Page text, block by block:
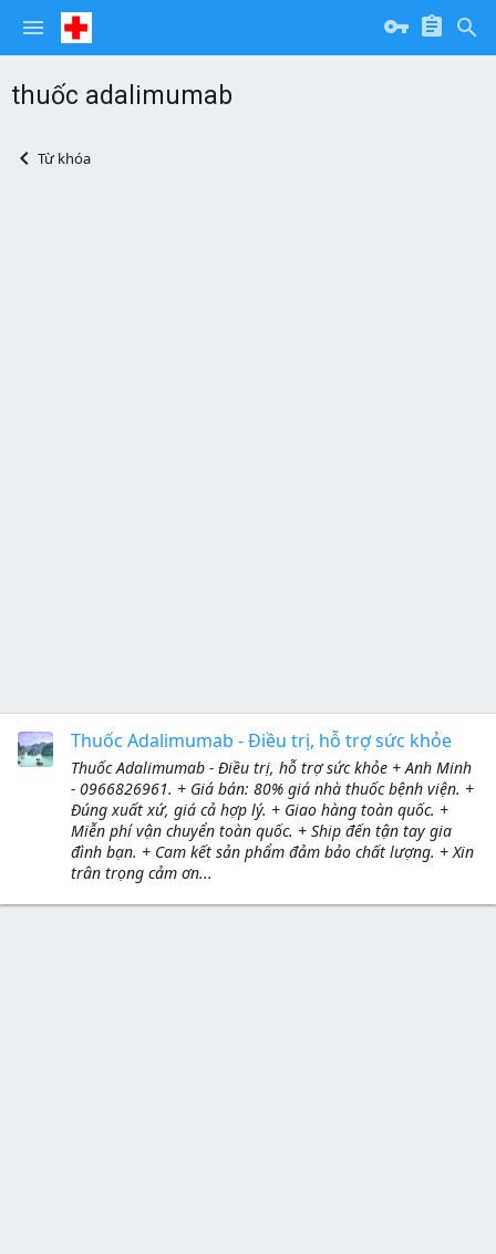
thuốc adalimumab
Từ khóa
Thuốc Adalimumab - Điều trị, hỗ trợ sức khỏe
Thuốc Adalimumab - Điều trị, hỗ trợ sức khỏe + Anh Minh
- 0966826961. + Giá bán: 80% giá nhà thuốc bệnh viện. +
Đúng xuất xứ, giá cả hợp lý. + Giao hàng toàn quốc. +
Miễn phí vận chuyển toàn quốc. + Ship đến tận tay gia
đình bạn. + Cam kết sản phẩm đảm bảo chất lượng. + Xin
trân trọng cảm ơn...